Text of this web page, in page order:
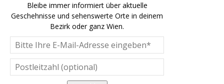
Bleibe immer informiert über aktuelle
Geschehnisse und sehenswerte Orte in deinem
Bezirk oder ganz Wien.